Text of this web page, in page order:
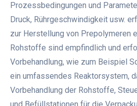
Prozessbedingungen und
Druck, Rührgeschwindigkeit usw.
zur Herstellung von Prepolymeren
Rohstoffe sind empfindlich und
Vorbehandlung, wie zum Beispiel
ein umfassendes Reaktorsystem,
Vorbehandlung der Rohstoffe,